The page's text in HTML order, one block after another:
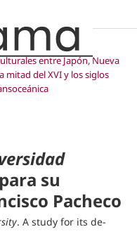
entre Japón, Nueva
mitad del XVI y los siglos
su
Pacheco
. A study for its de-